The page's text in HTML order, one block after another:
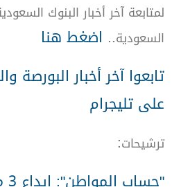
لمتابعة آخر أخبار البنوك
السعودية.. اضغط هنا
تابعوا آخر أخبار البورصة
على تليجرام
ترشيحات:
"